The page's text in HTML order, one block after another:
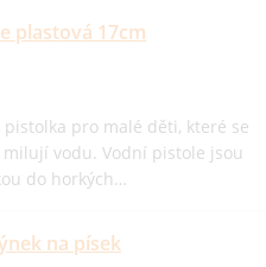
plastová 17cm
pro malé děti, které se
vodu. Vodní pistole jsou
do horkých…
na písek